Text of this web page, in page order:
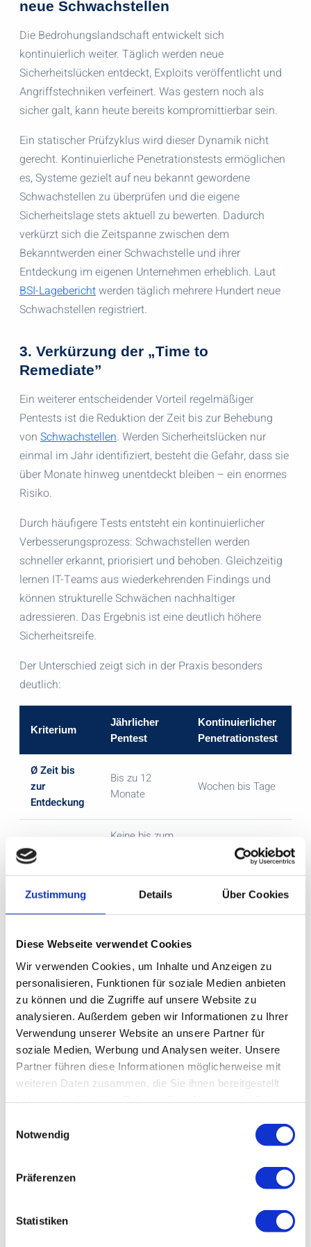
Zustimmung Details Über Cookies
Diese Webseite verwendet Cookies
Wir verwenden Cookies, um Inhalte und Anzeigen zu
personalisieren, Funktionen für soziale Medien anbieten
zu können und die Zugriffe auf unsere Website zu
analysieren. Außerdem geben wir Informationen zu Ihrer
Verwendung unserer Website an unsere Partner für
soziale Medien, Werbung und Analysen weiter. Unsere
Partner führen diese Informationen möglicherweise mit
weiteren Daten zusammen, die Sie ihnen bereitgestellt
Notwendig
Präferenzen
Statistiken
neue Schwachstellen
Die Bedrohungslandschaft entwickelt sich
kontinuierlich weiter. Täglich werden neue
Sicherheitslücken entdeckt, Exploits veröffentlicht und
Angriffstechniken verfeinert. Was gestern noch als
sicher galt, kann heute bereits kompromittierbar sein.
Ein statischer Prüfzyklus wird dieser Dynamik nicht
gerecht. Kontinuierliche Penetrationstests ermöglichen
es, Systeme gezielt auf neu bekannt gewordene
Schwachstellen zu überprüfen und die eigene
Sicherheitslage stets aktuell zu bewerten. Dadurch
verkürzt sich die Zeitspanne zwischen dem
Bekanntwerden einer Schwachstelle und ihrer
Entdeckung im eigenen Unternehmen erheblich. Laut
BSI-Lageberichtwerden täglich mehrere Hundert neue
Schwachstellen registriert.
3. Verkürzung der „Time to
Remediate”
Ein weiterer entscheidender Vorteil regelmäßiger
Pentests ist die Reduktion der Zeit bis zur Behebung
von Schwachstellen. Werden Sicherheitslücken nur
einmal im Jahr identifiziert, besteht die Gefahr, dass sie
über Monate hinweg unentdeckt bleiben – ein enormes
Risiko.
Durch häufigere Tests entsteht ein kontinuierlicher
Verbesserungsprozess: Schwachstellen werden
schneller erkannt, priorisiert und behoben. Gleichzeitig
lernen IT-Teams aus wiederkehrenden Findings und
können strukturelle Schwächen nachhaltiger
adressieren. Das Ergebnis ist eine deutlich höhere
Sicherheitsreife.
Der Unterschied zeigt sich in der Praxis besonders
deutlich:
Kriterium
Jährlicher
Pentest
Kontinuierlicher
Penetrationstest
Ø Zeit bis
zur
Entdeckung
Bis zu 12
Monate
Wochen bis Tage
auf 0-Days
Keine bis zum
Zeitnah möglich
Compliance
-Nachweis
Laufend
dokumentiert
Kosten pro
Befund
Hoch
(kumuliert)
Sicherheitsr
eife
Stagniert
Kontinuierlich
steigend
4. Unterstützung von Compliance und
Risikomanagement
Standards – etwa NIS2 im Finanz- und
Gesundheitssektor oder branchenspezifische Vorgaben
für KRITIS-Betreiber – fordern regelmäßige
Sicherheitsüberprüfungen. Doch auch unabhängig von
Penetrationstest-Ansatz ein wesentlicher Bestandteil